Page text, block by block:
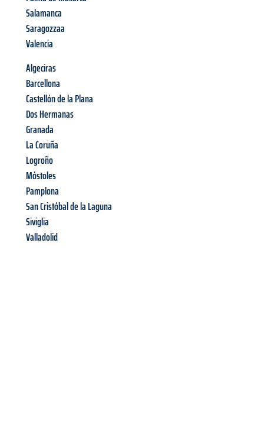
Salamanca
Saragozzaa
Valencia
Algeciras
Barcellona
Castellón de la Plana
Dos Hermanas
Granada
La Coruña
Logroño
Móstoles
Pamplona
San Cristóbal de la Laguna
Siviglia
Valladolid